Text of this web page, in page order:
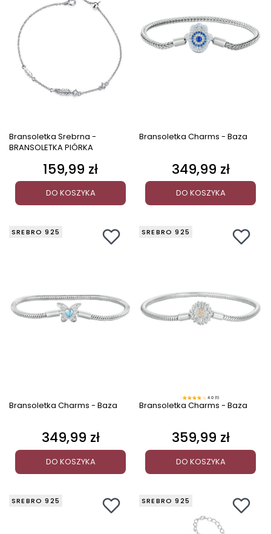
Bransoletka Srebrna -
BRANSOLETKA PIÓRKA
Cena
159,99 zł
DO KOSZYKA
Bransoletka Charms - Baza
Cena
349,99 zł
DO KOSZYKA
SREBRO 925
Bransoletka Charms - Baza
Cena
349,99 zł
DO KOSZYKA
SREBRO 925
4.0 (1)
Bransoletka Charms - Baza
Cena
359,99 zł
DO KOSZYKA
SREBRO 925 SREBRO 925